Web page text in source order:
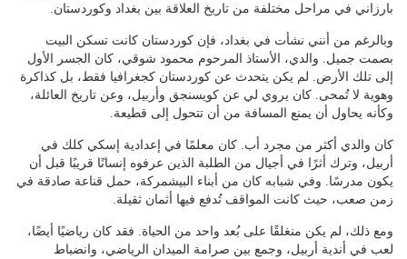
بارزاني في مراحل مختلفة من تاريخ العلاقة بين بغداد وكوردستان.
وبالرغم من أنني نشأت في بغداد، فإن كوردستان كانت تسكن البيت
بصمت جميل. والدي، الأستاذ المرحوم محمود شوقي، كان الجسر الأول
إلى تلك الأرض. لم يكن يتحدث عن كوردستان كجغرافيا فقط، بل كذاكرة
وهوية لا تُمحى. كان يروي لي عن كويسنجق وأربيل، وعن تاريخ العائلة،
وكأنه يحاول أن يمنع المسافة من أن تتحول إلى قطيعة.
كان والدي أكثر من مجرد أب. كان معلمًا في إعدادية إسكي كلك في
أربيل، وترك أثرًا في أجيال من الطلبة الذين عرفوه إنسانًا قريبًا قبل أن
يكون مدرسًا. وفي شبابه كان من أبناء البيشمركة، حمل قناعة صادقة في
زمن صعب، حيث كانت المواقف تُدفع فيها أثمان ثقيلة.
ومع ذلك، لم يكن منغلقًا على بُعد واحد من الحياة. فقد كان رياضيًا أيضًا،
لعب في أندية أربيل، وجمع بين صرامة الميدان الرياضي، وانضباط